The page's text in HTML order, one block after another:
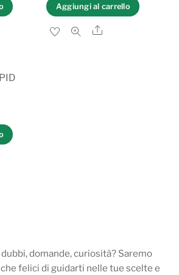
Aggiungi al carrello
Share
dubbi, domande, curiosità? Saremo
felici di guidarti nelle tue scelte e